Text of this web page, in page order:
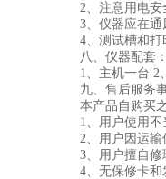
2、注意用电安
3、仪器应在通
4、测试槽和打
八、仪器配套
1、主机一台 2、
九、售后服务
本产品自购买之
1、用户使用不
2、用户因运输
3、用户擅自修
4、无保修卡和